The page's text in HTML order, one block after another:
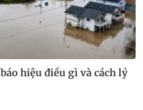
hiệu điều gì và cách lý